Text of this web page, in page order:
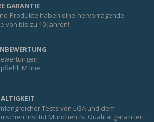
GARANTIE
Produkte haben eine hervorragende
von bis zu 10 Jahren!
M line
Tests von LGA und dem
Institut München ist Qualität garantiert.